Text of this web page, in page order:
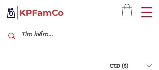
USD ($)